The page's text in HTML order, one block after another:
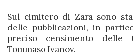
Sul cimitero di Zara sono
delle pubblicazioni, in
preciso censimento delle
Tommaso Ivanov.